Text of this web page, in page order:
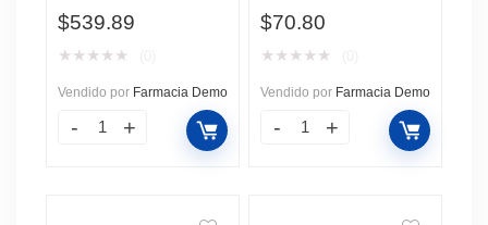
$539.89
★ ★ ★ ★ ★
Vendido por Farmacia Demo
Defense Shower Fresh
en Gel, 63 gr.
$70.80
★ ★ ★ ★ ★
Vendido por Farmacia Demo